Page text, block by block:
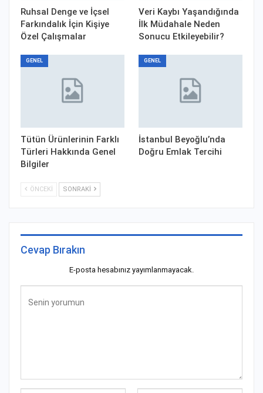
Ruhsal Denge ve İçsel
Farkındalık İçin Kişiye
Özel Çalışmalar
Veri Kaybı Yaşandığında
İlk Müdahale Neden
Sonucu Etkileyebilir?
GENEL
Tütün Ürünlerinin Farklı
Türleri Hakkında Genel
Bilgiler
GENEL
İstanbul Beyoğlu’nda
Doğru Emlak Tercihi
ÖNCEKI SONRAKI
Cevap Bırakın
E-posta hesabınız yayımlanmayacak.